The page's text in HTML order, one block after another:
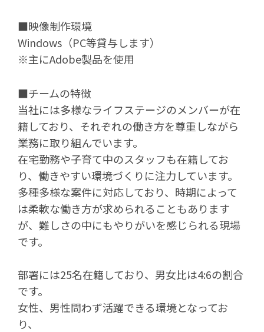
■映像制作環境
Windows（PC等貸与します）
※主にAdobe製品を使用
■チームの特徴
当社には多様なライフステージのメンバーが在
籍しており、それぞれの働き方を尊重しながら
業務に取り組んでいます。
在宅勤務や子育て中のスタッフも在籍してお
り、働きやすい環境づくりに注力しています。
多種多様な案件に対応しており、時期によって
は柔軟な働き方が求められることもあります
が、難しさの中にもやりがいを感じられる現場
です。
部署には25名在籍しており、男女比は4:6の割合
です。
女性、男性問わず活躍できる環境となってお
り、